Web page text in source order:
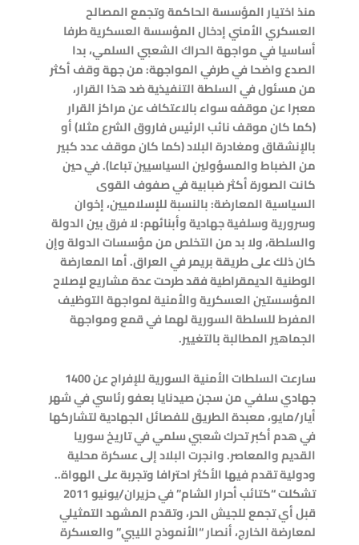
منذ اختيار المؤسسة الحاكمة وتجمع المصالح
العسكري الأمني إدخال المؤسسة العسكرية طرفا
أساسيا في مواجهة الحراك الشعبي السلمي، بدا
الصدع واضحا في طرفي المواجهة: من جهة وقف أكثر
من مسئول في السلطة التنفيذية ضد هذا القرار،
معبرا عن موقفه سواء بالاعتكاف عن مراكز القرار
(كما كان موقف نائب الرئيس فاروق الشرع مثلا) أو
بالإنشقاق ومغادرة البلاد (كما كان موقف عدد كبير
من الضباط والمسؤولين السياسيين تباعا). في حين
كانت الصورة أكثر ضبابية في صفوف القوى
السياسية المعارضة: بالنسبة للإسلاميين، إخوان
وسرورية وسلفية جهادية وأبنائهم: لا فرق بين الدولة
والسلطة، ولا بد من التخلص من مؤسسات الدولة وإن
كان ذلك على طريقة بريمر في العراق. أما المعارضة
الوطنية الديمقراطية فقد طرحت عدة مشاريع لإصلاح
المؤسستين العسكرية والأمنية لمواجهة التوظيف
المفرط للسلطة السورية لهما في قمع ومواجهة
الجماهير المطالبة بالتغيير.
سارعت السلطات الأمنية السورية للإفراج عن 1400
جهادي سلفي من سجن صيدنايا بعفو رئاسي في شهر
أيار/مايو، معبدة الطريق للفصائل الجهادية لتشاركها
في هدم أكبر تحرك شعبي سلمي في تاريخ سوريا
القديم والمعاصر. وانجرت البلاد إلى عسكرة محلية
ودولية تقدم فيها الأكثر احترافا وتجربة على الهواة..
تشكلت “كتائب أحرار الشام” في حزيران/يونيو 2011
قبل أي تجمع للجيش الحر، وتقدم المشهد التمثيلي
لمعارضة الخارج، أنصار “الأنموذج الليبي” والعسكرة